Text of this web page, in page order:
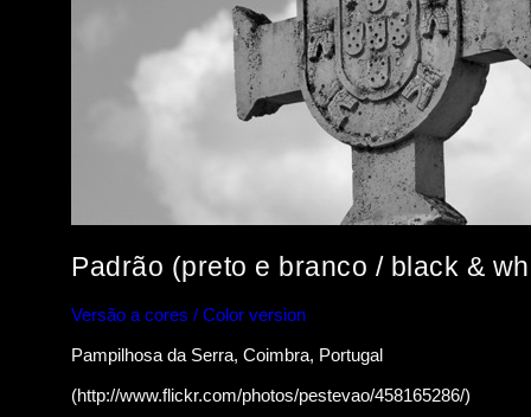
Padrão (preto e branco / black &
Versão a cores / Color version
Pampilhosa da Serra, Coimbra, Portugal
(http://www.flickr.com/photos/pestevao/458165286/)